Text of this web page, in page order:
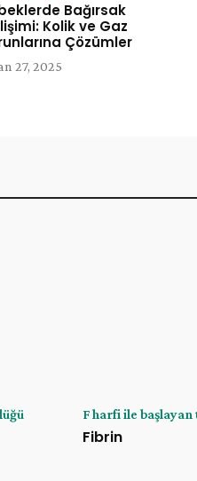
Bağırsak
Kolik ve Gaz
Çözümler
27, 2025
F harfi ile
Fibrin